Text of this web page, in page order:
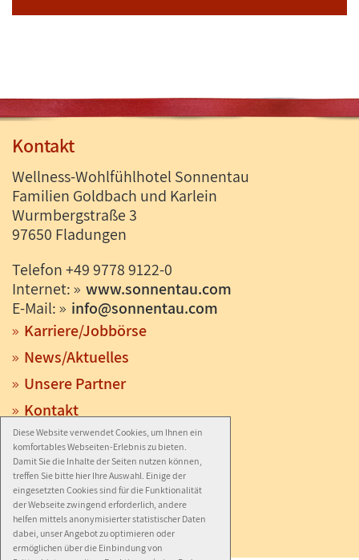
Diese Website verwendet Cookies, um Ihnen ein
komfortables Webseiten-Erlebnis zu bieten.
Damit Sie die Inhalte der Seiten nutzen können,
treffen Sie bitte hier Ihre Auswahl. Einige der
eingesetzten Cookies sind für die Funktionalität
der Webseite zwingend erforderlich, andere
helfen mittels anonymisierter statistischer Daten
dabei, unser Angebot zu optimieren oder
ermöglichen über die Einbindung von
Kontakt
Wellness-Wohlfühlhotel Sonnentau
Familien Goldbach und Karlein
Wurmbergstraße 3
97650 Fladungen
Telefon +49 9778 9122-0
Internet:
www.sonnentau.com
E-Mail:
info@sonnentau.com
Karriere/Jobbörse
News/Aktuelles
Unsere Partner
Kontakt
Anfahrt
Impressum
Datenschutz
Barrierefreiheit